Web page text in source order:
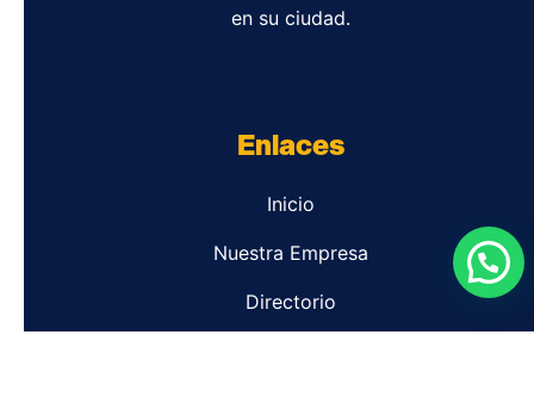
en su ciudad.
Enlaces
Inicio
Nuestra Empresa
Directorio